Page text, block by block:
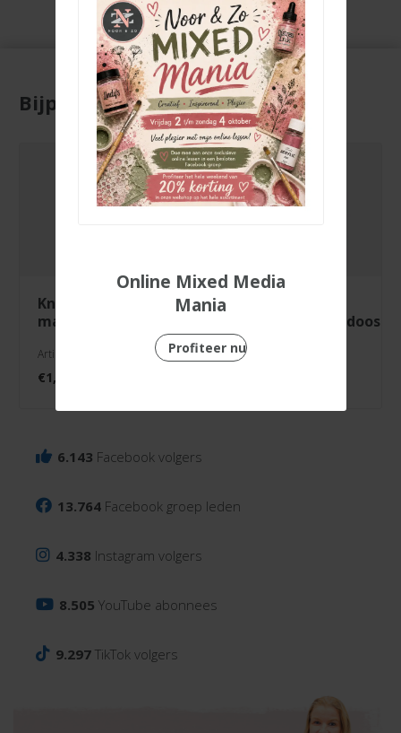
Bijpassende producten
knipvel just
married
Artikelnr. 3000/0103
€1,99
stempelreinigerdoos
Artikelnr. 1009-001
6.143 Facebook volgers
13.764 Facebook groep leden
4.338 Instagram volgers
8.505 YouTube abonnees
9.297 TikTok volgers
Online Mixed Media
Mania
Profiteer nu